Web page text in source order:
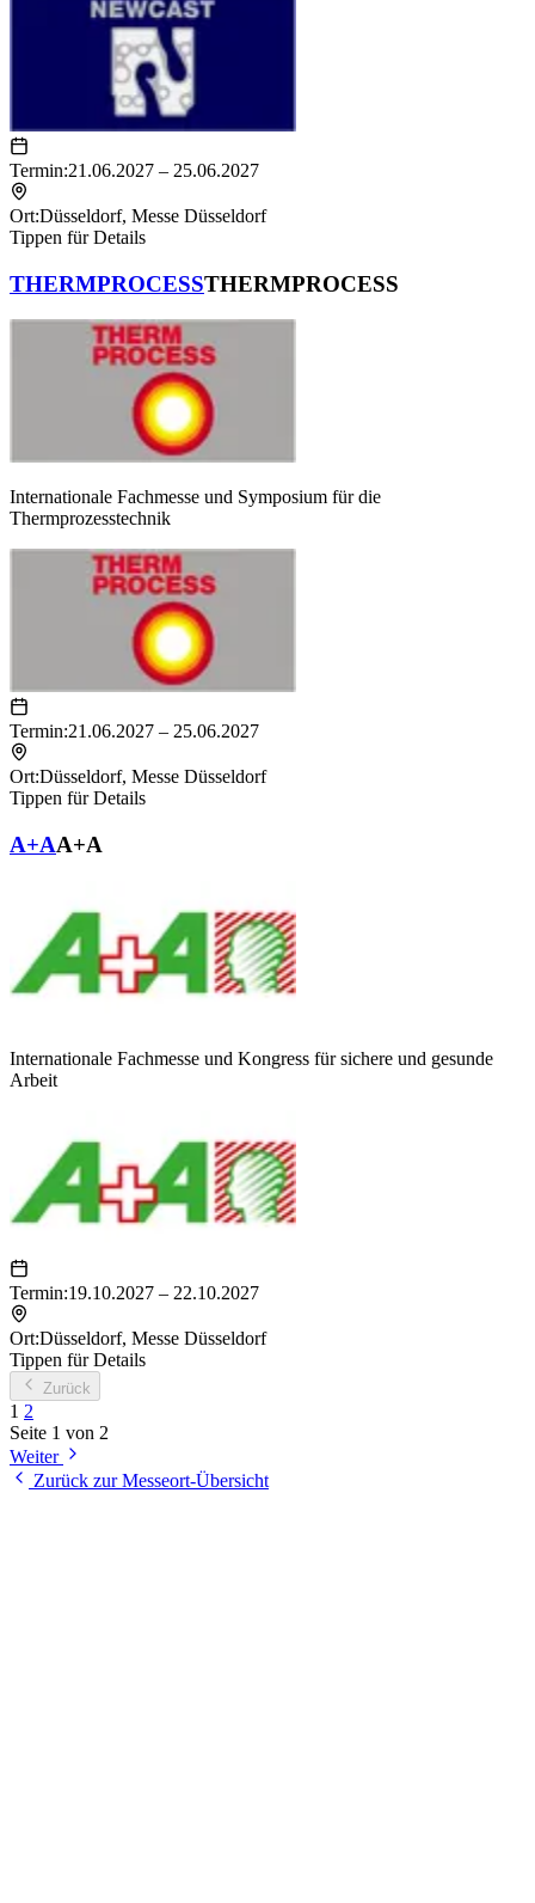
Termin:21.06.2027 – 25.06.2027
Ort:Düsseldorf, Messe Düsseldorf
Tippen für Details
THERMPROCESSTHERMPROCESS
Internationale Fachmesse und Symposium für die
Thermprozesstechnik
Termin:21.06.2027 – 25.06.2027
Ort:Düsseldorf, Messe Düsseldorf
Tippen für Details
A+AA+A
Internationale Fachmesse und Kongress für sichere und gesunde
Arbeit
Termin:19.10.2027 – 22.10.2027
Ort:Düsseldorf, Messe Düsseldorf
Tippen für Details
Zurück
1 2
Seite 1 von 2
Weiter
Zurück zur Messeort-Übersicht